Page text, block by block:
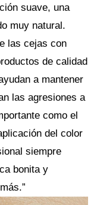
suave, una
muy natural.
las cejas con
de calidad
a mantener
las agresiones a
como el
del color
siempre
bonita y